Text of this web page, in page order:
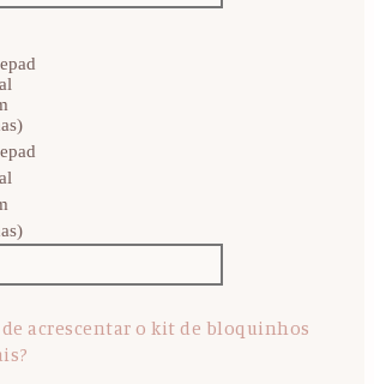
acrescentar o kit de bloquinhos